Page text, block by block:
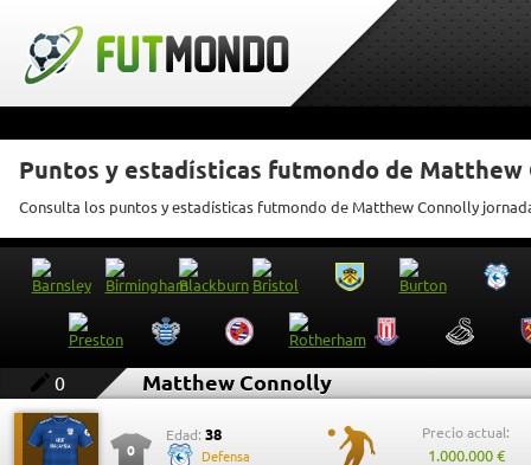
Puntos y estadísticas futmondo de Matthew
Consulta los puntos y estadísticas futmondo de Matthew Connolly
0 Matthew Connolly
0
Edad: 38
Defensa
Precio actual:
1.000.000 €